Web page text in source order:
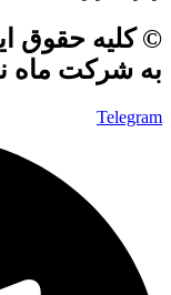
© کلیه حقوق
به شرکت ماه
Telegram